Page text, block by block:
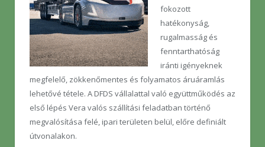
fokozott
hatékonyság,
rugalmasság és
fenntarthatóság
iránti igényeknek
megfelelő, zökkenőmentes és folyamatos áruáramlás
lehetővé tétele. A DFDS vállalattal való együttműködés az
első lépés Vera valós szállítási feladatban történő
megvalósítása felé, ipari területen belül, előre definiált
útvonalakon.